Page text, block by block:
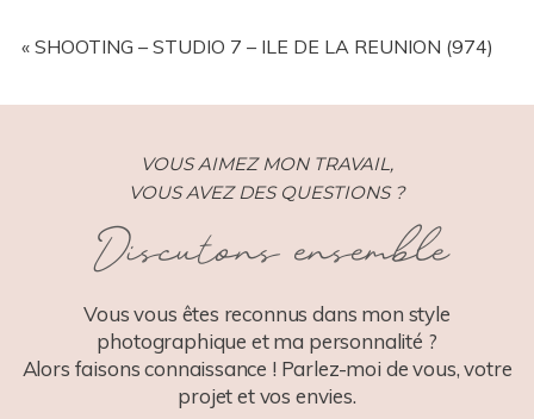
REQUIRED FIELDS ARE MARKED *
« SHOOTING – STUDIO 7 – ILE DE LA REUNION (974)
VOUS AIMEZ MON TRAVAIL,
VOUS AVEZ DES QUESTIONS ?
Discutons ensemble
Vous vous êtes reconnus dans mon style
photographique et ma personnalité ?
Alors faisons connaissance ! Parlez-moi de vous, votre
projet et vos envies.